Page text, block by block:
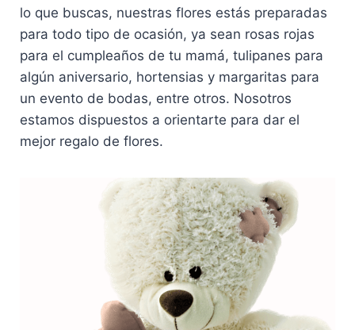
lo que buscas, nuestras flores estás preparadas
para todo tipo de ocasión, ya sean rosas rojas
para el cumpleaños de tu mamá, tulipanes para
algún aniversario, hortensias y margaritas para
un evento de bodas, entre otros. Nosotros
estamos dispuestos a orientarte para dar el
mejor regalo de flores.